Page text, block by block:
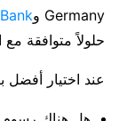
Germany و
حلولاً متوافقة مع
عند اختيار